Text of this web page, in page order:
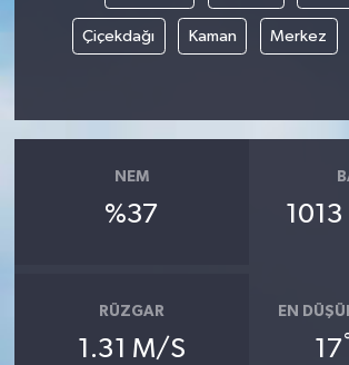
Çiçekdağı Kaman Merkez
NEM
%37 1013
RÜZGAR
1.31 M/S
EN
17